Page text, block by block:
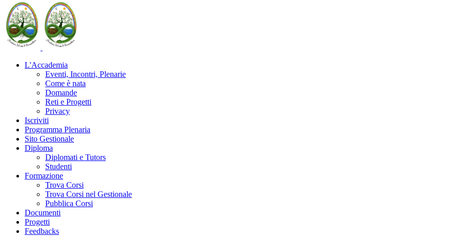
L'Accademia
Eventi, Incontri, Plenarie
Come è nata
Domande
Reti e Progetti
Privacy
Iscriviti
Programma Plenaria
Sito Gestionale
Diploma
Diplomati e Tutors
Studenti
Formazione
Trova Corsi
Trova Corsi nel Gestionale
Pubblica Corsi
Documenti
Progetti
Feedbacks